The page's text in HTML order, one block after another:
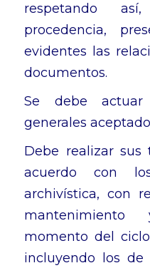
respetando
procedencia,
evidentes las
documentos.
Se debe
generales
Debe realizar sus
acuerdo con
archivística, con
momento del
incluyendo los de